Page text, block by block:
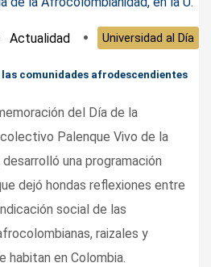
Actualidad Universidad al Día
comunidades afrodescendientes
del Día de la
Palenque Vivo de la
una programación
dejó hondas reflexiones entre
social de las
raizales y
habitan en Colombia.